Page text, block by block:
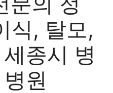
식, 탈모,
종시 병
원